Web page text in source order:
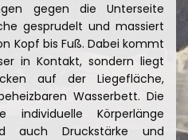
gegen die Unterseite
gesprudelt und massiert
Kopf bis Fuß. Dabei kommt
in Kontakt, sondern liegt
auf der Liegefläche,
Wasserbett. Die
Körperlänge
auch Druckstärke und